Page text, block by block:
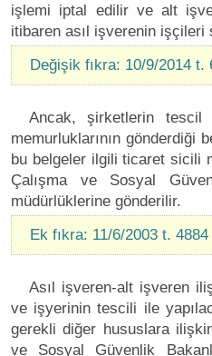
işlemi iptal edilir ve alt
itibaren asıl işverenin işçileri
Değişik fıkra: 10/9/2014 t.
Ancak, şirketlerin tescil
memurluklarının gönderdiği
bu belgeler ilgili ticaret sicili
Çalışma ve Sosyal
müdürlüklerine gönderilir.
Ek fıkra: 11/6/2003 t.
Asıl işveren-alt işveren
ve işyerinin tescili ile
gerekli diğer hususlara
ve Sosyal Güvenlik